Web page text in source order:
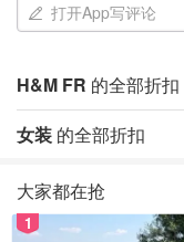
打开App写评论
H&M FR 的全部折扣
女装 的全部折扣
大家都在抢
1